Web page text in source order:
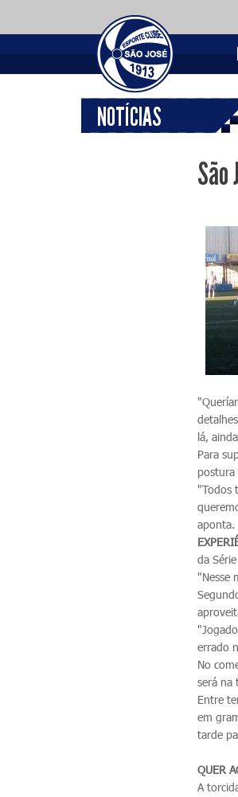
NOTÍCIAS
lá,
Para
postura
"Todos
aponta.
da
"Nesse
errado
No
será na
Entre
em
tarde
QUER
A